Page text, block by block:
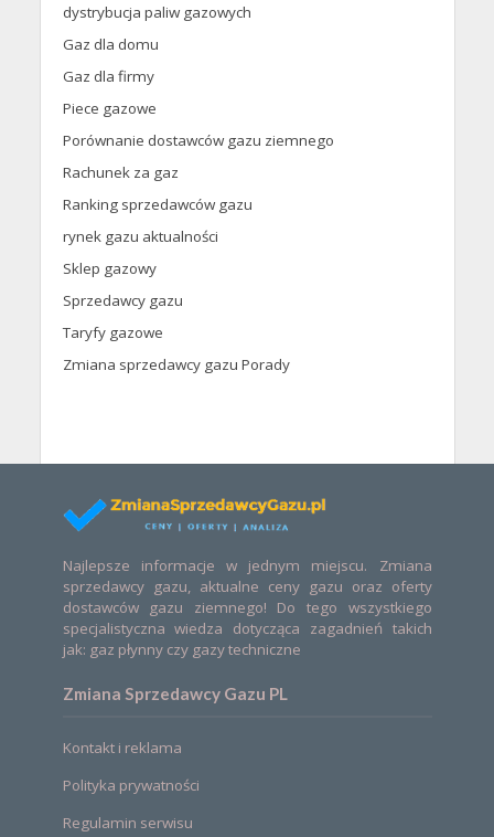
dystrybucja paliw gazowych
Gaz dla domu
Gaz dla firmy
Piece gazowe
Porównanie dostawców gazu ziemnego
Rachunek za gaz
Ranking sprzedawców gazu
rynek gazu aktualności
Sklep gazowy
Sprzedawcy gazu
Taryfy gazowe
Zmiana sprzedawcy gazu Porady
Najlepsze informacje w jednym miejscu. Zmiana
sprzedawcy gazu, aktualne ceny gazu oraz oferty
dostawców gazu ziemnego! Do tego wszystkiego
specjalistyczna wiedza dotycząca zagadnień takich
jak: gaz płynny czy gazy techniczne
Zmiana Sprzedawcy Gazu PL
Kontakt i reklama
Polityka prywatności
Regulamin serwisu